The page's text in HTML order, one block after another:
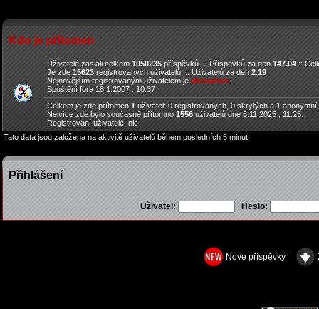
Kdo je přítomen
Uživatelé zaslali celkem1050235příspěvků. :: Příspěvků za den147.04::
Je zde15623 registrovaných uživatelů. :: Uživatelů za den2.19
Nejnovějším registrovaným uživatelem jealiciaalves
Spuštění fóra 18.1.2007 , 10:37
Celkem je zde přítomen 1 uživatel: 0 registrovaných, 0 skrytých a 1
Nejvíce zde bylo současně přítomno 1556 uživatelů dne 6.11.2025 , 11:25.
Registrovaní uživatelé: nic
Tato data jsou založena na aktivitě uživatelů během posledních 5 minut.
Přihlášení
Uživatel: Heslo:
Nové příspěvky